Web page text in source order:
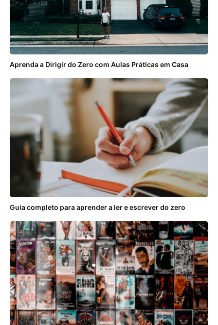
Aprenda a Dirigir do Zero com Aulas Práticas em Casa
Guia completo para aprender a ler e escrever do zero